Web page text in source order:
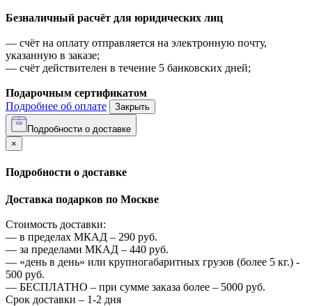
Безналичный расчёт для юридических лиц
— счёт на оплату отправляется на электронную почту,
указанную в заказе;
— счёт действителен в течение 5 банковских дней;
Подарочным сертификатом
Подробнее об оплате
Закрыть
Подробности о доставке
×
Подробности о доставке
Доставка подарков по Москве
Стоимость доставки:
— в пределах МКАД – 290 руб.
— за пределами МКАД – 440 руб.
— «день в день» или крупногабаритных грузов (более 5 кг.) -
500 руб.
— БЕСПЛАТНО – при сумме заказа более – 5000 руб.
Срок доставки – 1-2 дня